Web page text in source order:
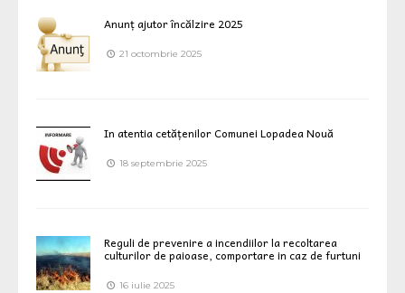
Anunț ajutor încălzire 2025
21 octombrie 2025
In atentia cetățenilor Comunei Lopadea Nouă
18 septembrie 2025
Reguli de prevenire a incendiilor la recoltarea
culturilor de paioase, comportare in caz de furtuni
16 iulie 2025